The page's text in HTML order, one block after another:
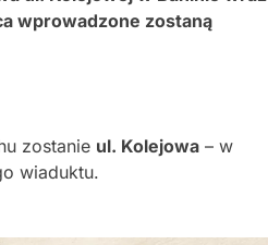
wprowadzone zostaną
zostanie ul. Kolejowa – w
wiaduktu.